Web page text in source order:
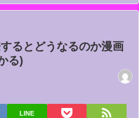
るとどうなるのか漫画
る)
LINE